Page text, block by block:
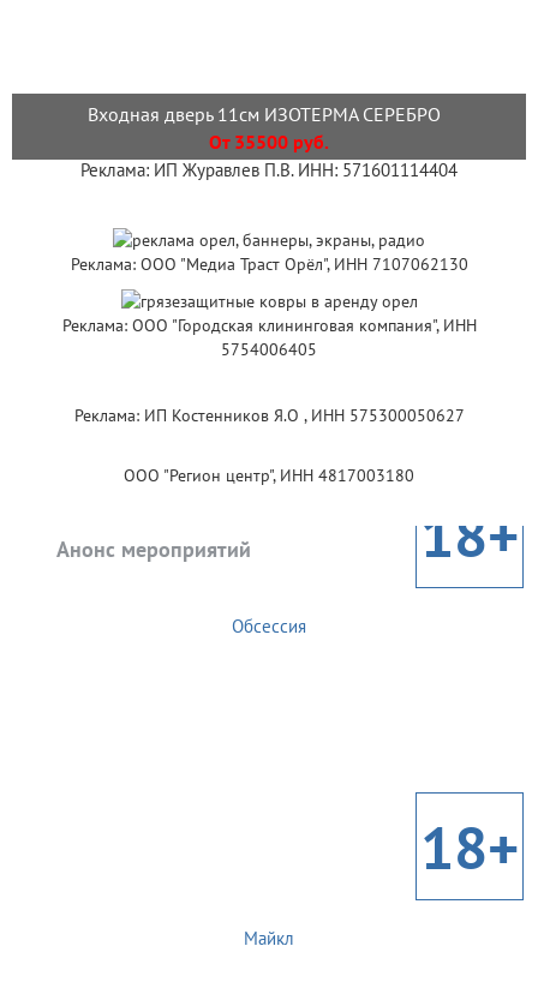
Входная дверь 11см ИЗОТЕРМА СЕРЕБРО
От 35500 руб.
Реклама: ИП Журавлев П.В. ИНН: 571601114404
Реклама: ООО "Медиа Траст Орёл", ИНН 7107062130
Реклама: ООО "Городская клининговая компания", ИНН
5754006405
Реклама: ИП Костенников Я.О , ИНН 575300050627
ООО "Регион центр", ИНН 4817003180
Анонс мероприятий 18+
Обсессия
18+
Майкл